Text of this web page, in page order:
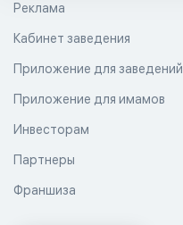
Реклама
Кабинет заведения
Приложение для заведений
Приложение для имамов
Инвесторам
Партнеры
Франшиза